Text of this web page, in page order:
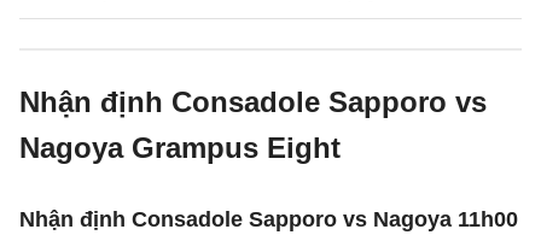
Nhận định Consadole Sapporo vs
Nagoya Grampus Eight
Nhận định Consadole Sapporo vs Nagoya 11h00